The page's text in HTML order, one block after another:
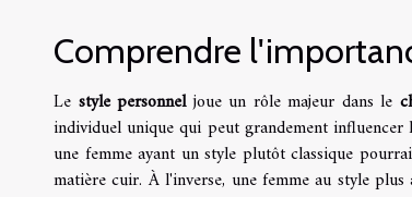
Comprendre
Le style personneljoue un rôle majeur dans le
individuel unique qui peut grandement influencer
une femme ayant un style plutôt classique
matière cuir. À l'inverse, une femme au style